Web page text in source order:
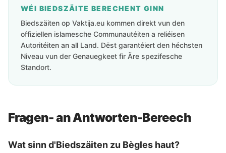
WÉI BIEDSZÄITE BERECHENT GINN
Biedszäiten op Vaktija.eu kommen direkt vun den
offiziellen islamesche Communautéiten a reliéisen
Autoritéiten an all Land. Dëst garantéiert den héchsten
Niveau vun der Genauegkeet fir Äre spezifesche
Standort.
Fragen- an Antworten-Bereech
Wat sinn d'Biedszäiten zu Bègles haut?